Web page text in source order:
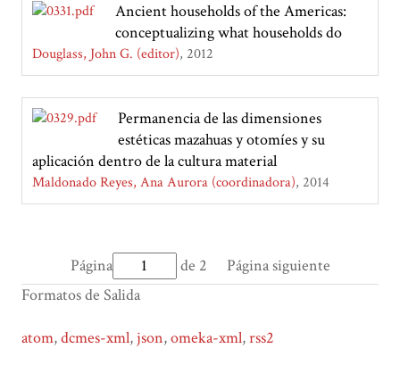
Ancient households of the Americas:
conceptualizing what households do
Douglass, John G. (editor) 2012
Permanencia de las dimensiones
estéticas mazahuas y otomíes y su
aplicación dentro de la cultura material
Maldonado Reyes, Ana Aurora (coordinadora) 2014
Página de 2
Página siguiente
Formatos de Salida
atom,dcmes-xml, json,omeka-xml,rss2